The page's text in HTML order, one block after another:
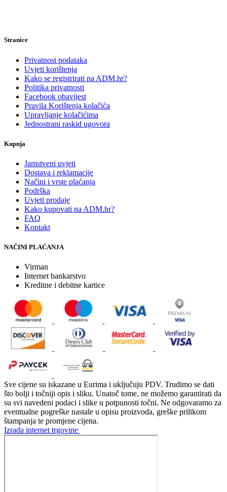
Stranice
Privatnost podataka
Uvjeti korištenja
Kako se registrirati na ADM.hr?
Politika privatnosti
Facebook obavijest
Pravila Korištenja kolačića
Upravljanje kolačićima
Jednostrani raskid ugovora
Kupnja
Jamstveni uvjeti
Dostava i reklamacije
Načini i vrste plaćanja
Podrška
Uvjeti prodaje
Kako kupovati na ADM.hr?
FAQ
Kontakt
NAČINI PLAĆANJA
Virman
Internet bankarstvo
Kreditne i debitne kartice
Sve cijene su iskazane u Eurima i uključuju PDV. Trudimo se dati
što bolji i točniji opis i sliku. Unatoč tome, ne možemo garantirati da
su svi navedeni podaci i slike u potpunosti točni. Ne odgovaramo za
eventualne pogreške nastale u opisu proizvoda, greške prilikom
štampanja te promjene cijena.
Izrada internet trgovine